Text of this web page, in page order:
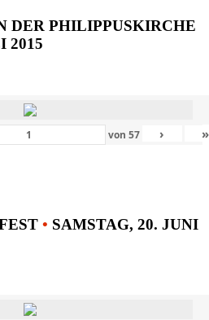
DER PHILIPPUSKIRCHE
2015
von 57 › »
• SAMSTAG, 20. JUNI